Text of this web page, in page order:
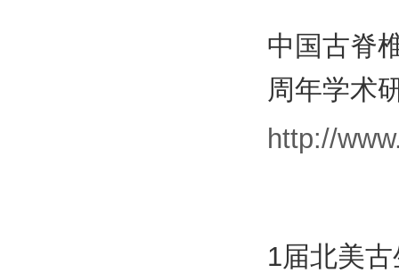
中国古脊
周年学术
http://
1届北美